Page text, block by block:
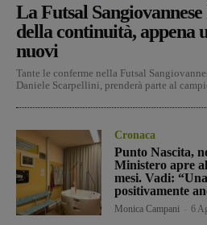
La Futsal
della continuità, appena
nuovi
Tante le conferme nella Futsal
Daniele Scarpellini, prenderà parte al
Cronaca
Punto Nascita,
Ministero apre
mesi. Vadi:
positivamente
Monica Campani 6